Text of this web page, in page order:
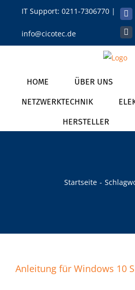
springen
IT Support: 0211-7306770|
info@cicotec.de
HOME ÜBER UNS
NETZWERKTECHNIK
HERSTELLER
Startseite
Anleitung für Windows 10